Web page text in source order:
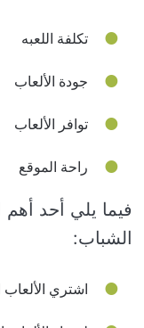
تكلفة اللعبه
جودة الألعاب
توافر الألعاب
راحة الموقع
فيما يلي أحد أهم
الشباب:
اشتري